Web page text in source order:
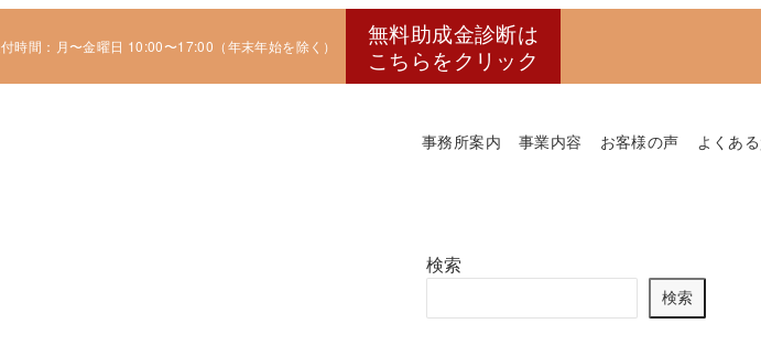
時間：月〜金曜日 10:00〜17:00（年末年始を除く）
無料助成金診断は
こちらをクリック
事務所案内 事業内容 お客様の声 よくあ
検索
検索